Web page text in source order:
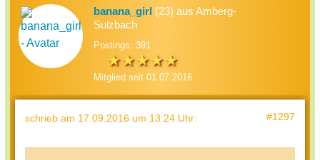
banana_girl (23) aus Amberg-
Sulzbach
Postings: 391
Mitglied seit 01.07.2016
schrieb am 17.09.2016 um 13:24 Uhr: #1297